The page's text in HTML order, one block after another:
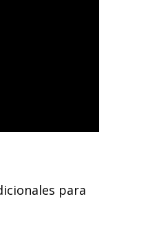
para